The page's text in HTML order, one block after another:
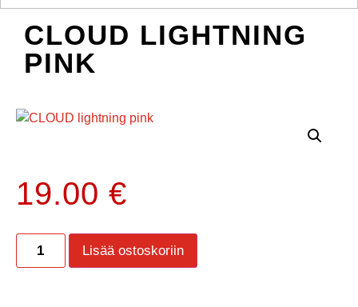
CLOUD LIGHTNING
PINK
19.00 €
Lisää ostoskoriin